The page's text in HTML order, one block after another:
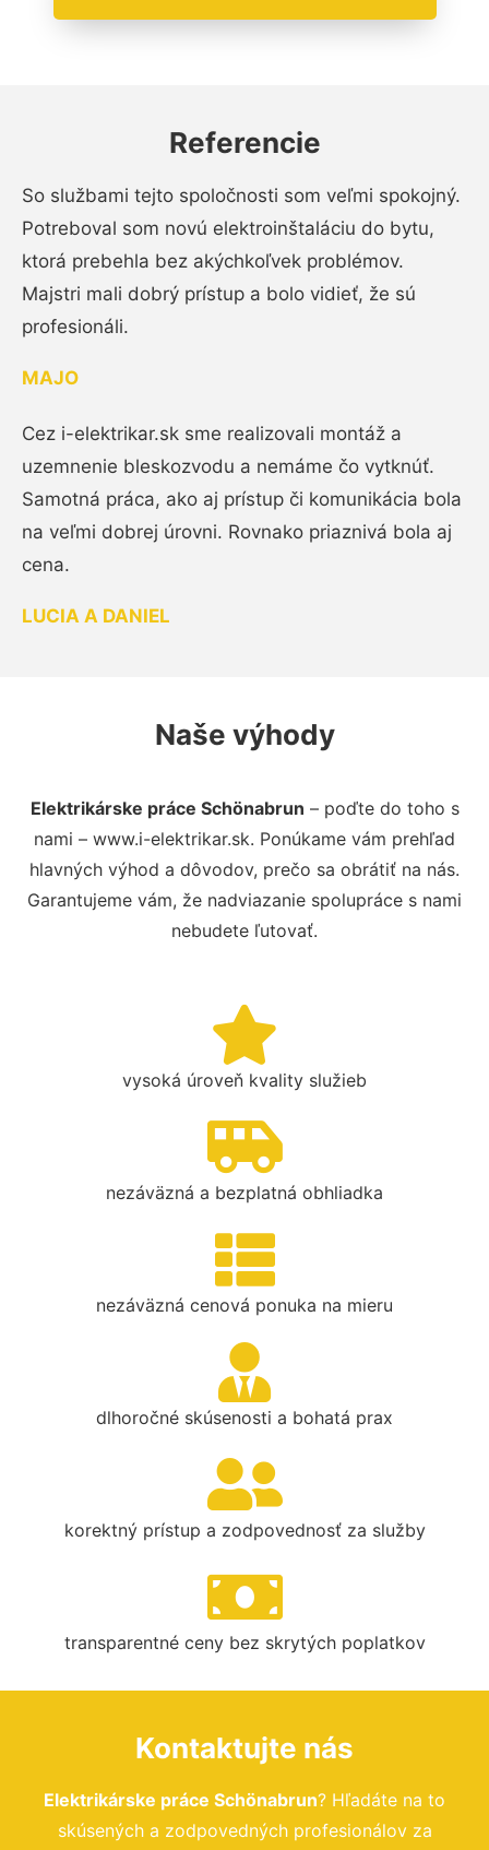
Referencie
So službami tejto spoločnosti som veľmi spokojný.
Potreboval som novú elektroinštaláciu do bytu,
ktorá prebehla bez akýchkoľvek problémov.
Majstri mali dobrý prístup a bolo vidieť, že sú
profesionáli.
MAJO
Cez i-elektrikar.sk sme realizovali montáž a
uzemnenie bleskozvodu a nemáme čo vytknúť.
Samotná práca, ako aj prístup či komunikácia bola
na veľmi dobrej úrovni. Rovnako priaznivá bola aj
cena.
LUCIA A DANIEL
Naše výhody
Elektrikárske práce Schönabrun – poďte do toho s
nami – www.i-elektrikar.sk. Ponúkame vám prehľad
hlavných výhod a dôvodov, prečo sa obrátiť na nás.
Garantujeme vám, že nadviazanie spolupráce s nami
nebudete ľutovať.
vysoká úroveň kvality služieb
nezáväzná a bezplatná obhliadka
nezáväzná cenová ponuka na mieru
dlhoročné skúsenosti a bohatá prax
korektný prístup a zodpovednosť za služby
transparentné ceny bez skrytých poplatkov
Kontaktujte nás
Elektrikárske práce Schönabrun? Hľadáte na to
skúsených a zodpovedných profesionálov za